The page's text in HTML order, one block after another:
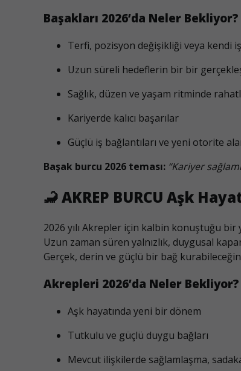
Başakları 2026’da Neler Bekliyor?
Terfi, pozisyon değişikliği veya kendi
Uzun süreli hedeflerin bir bir
Sağlık, düzen ve yaşam ritminde
Kariyerde kalıcı başarılar
Güçlü iş bağlantıları ve yeni otorite
Başak burcu 2026 teması: “Kariyer
🦂AKREP BURCU Aşk
2026 yılı Akrepler için kalbin konuştuğu bir
Uzun zaman süren yalnızlık, duygusal
Gerçek, derin ve güçlü bir bağ
Akrepleri 2026’da Neler Bekliyor?
Aşk hayatında yeni bir dönem
Tutkulu ve güçlü duygu bağları
Mevcut ilişkilerde sağlamlaşma,